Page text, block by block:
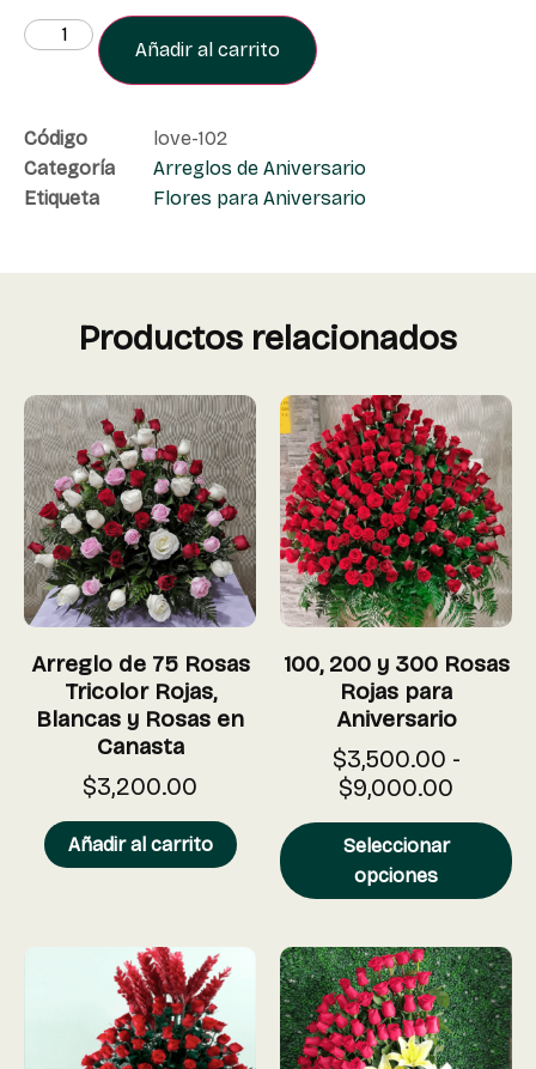
Añadir al carrito
Código
love-102
Categoría
Arreglos de Aniversario
Etiqueta
Flores para Aniversario
Productos relacionados
Arreglo de 75 Rosas
Tricolor Rojas,
Blancas y Rosas en
Canasta
$3,200.00
Añadir al carrito
100, 200 y 300 Rosas
Rojas para
Aniversario
$3,500.00 -
$9,000.00
Seleccionar
opciones